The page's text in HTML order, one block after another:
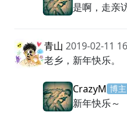
是啊，走亲
青山 2019-02-11
老乡，新年快乐。
CrazyM 博主
新年快乐～